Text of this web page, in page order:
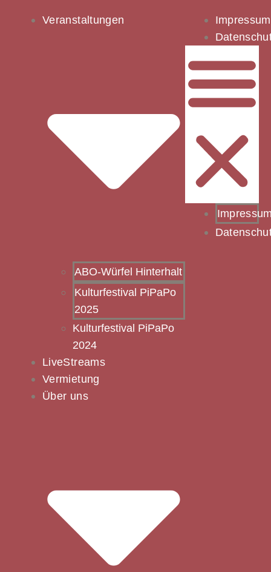
Veranstaltungen
ABO-Würfel Hinterhalt
Kulturfestival PiPaPo
2025
Kulturfestival PiPaPo
2024
LiveStreams
Vermietung
Über uns
Impressum